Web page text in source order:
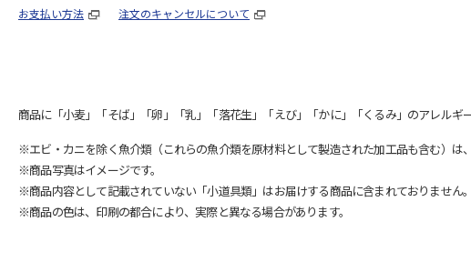
お支払い方法 注文のキャンセルについて
商品に「小麦」「そば」「卵」「乳」「落花生」「えび」「かに」「くるみ」のアレルギ
※エビ・カニを除く魚介類（これらの魚介類を原材料として製造された加工品も含む）は
※商品写真はイメージです。
※商品内容として記載されていない「小道具類」はお届けする商品に含まれておりません。
※商品の色は、印刷の都合により、実際と異なる場合があります。